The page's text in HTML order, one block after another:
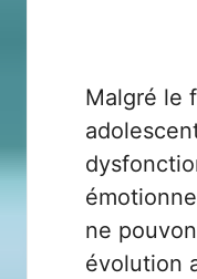
Malgré le
ne
évolution